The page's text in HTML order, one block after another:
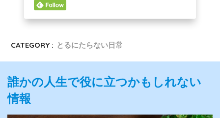
CATEGORY : とるにたらない日常
誰かの人生で役に立つかもしれない
情報